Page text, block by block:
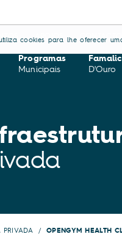
cookies para lhe oferecer
APOIOS CONTACTOS
Programas
Municipais D'Ouro
PRIVADA OPENGYM HEALTH